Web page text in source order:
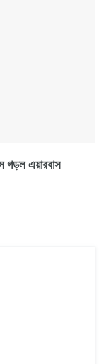
গড়ল এয়ারবাস